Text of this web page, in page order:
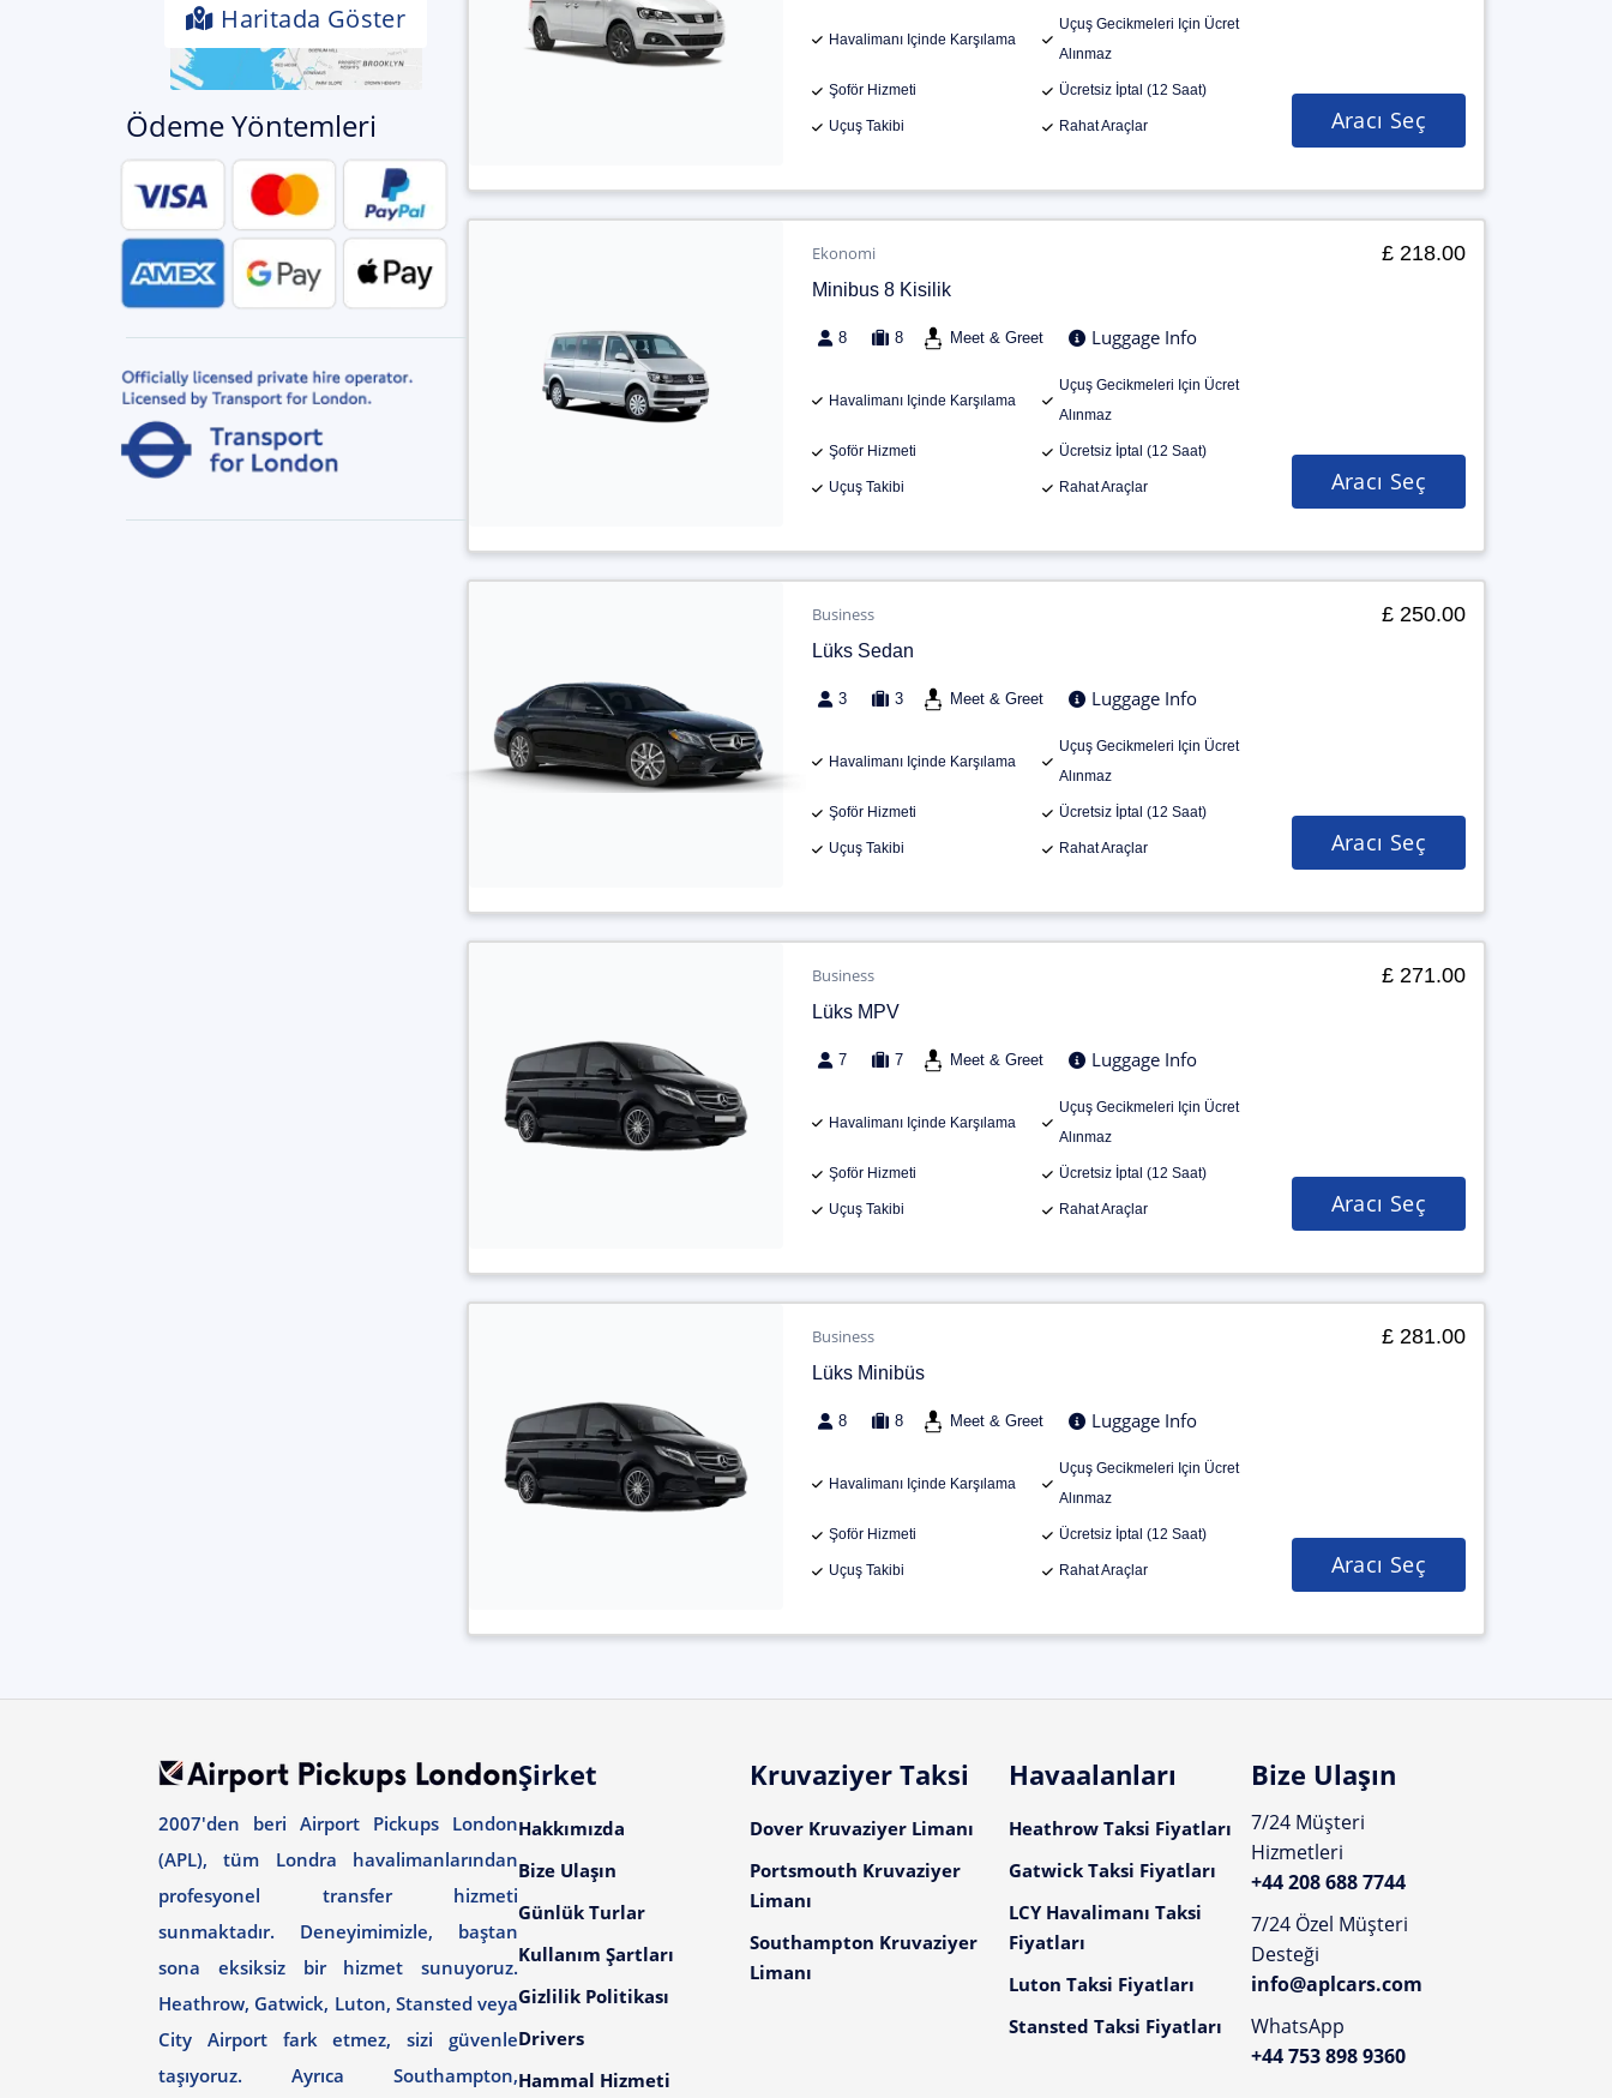
Haritada Göster
Ödeme Yöntemleri
Havalimanı Içinde Karşılama
Uçuş Gecikmeleri Için Ücret
Alınmaz
Şoför Hizmeti Ücretsiz İptal (12 Saat)
Uçuş Takibi Rahat Araçlar Aracı Seç
Ekonomi
Minibus 8 Kisilik
8 8 Meet & Greet Luggage Info
Havalimanı Içinde Karşılama
Uçuş Gecikmeleri Için Ücret
Alınmaz
Şoför Hizmeti Ücretsiz İptal (12 Saat)
Uçuş Takibi Rahat Araçlar
£ 218.00
Aracı Seç
Business
Lüks Sedan
3 3 Meet & Greet Luggage Info
Havalimanı Içinde Karşılama
Uçuş Gecikmeleri Için Ücret
Alınmaz
Şoför Hizmeti Ücretsiz İptal (12 Saat)
Uçuş Takibi Rahat Araçlar
£ 250.00
Aracı Seç
Business
Lüks MPV
7 7 Meet & Greet Luggage Info
Havalimanı Içinde Karşılama
Uçuş Gecikmeleri Için Ücret
Alınmaz
Şoför Hizmeti Ücretsiz İptal (12 Saat)
Uçuş Takibi Rahat Araçlar
£ 271.00
Aracı Seç
Business
Lüks Minibüs
8 8 Meet & Greet Luggage Info
Havalimanı Içinde Karşılama
Uçuş Gecikmeleri Için Ücret
Alınmaz
Şoför Hizmeti Ücretsiz İptal (12 Saat)
Uçuş Takibi Rahat Araçlar
£ 281.00
Aracı Seç
2007'den beri Airport Pickups London
(APL), tüm Londra havalimanlarından
profesyonel transfer hizmeti
sunmaktadır. Deneyimimizle, baştan
sona eksiksiz bir hizmet sunuyoruz.
Heathrow, Gatwick, Luton, Stansted veya
City Airport fark etmez, sizi güvenle
taşıyoruz. Ayrıca Southampton,
Şirket
Hakkımızda
Bize Ulaşın
Günlük Turlar
Kullanım Şartları
Gizlilik Politikası
Drivers
Hammal Hizmeti
Kruvaziyer Taksi
Dover Kruvaziyer Limanı
Portsmouth Kruvaziyer
Limanı
Southampton Kruvaziyer
Limanı
Havaalanları
Heathrow Taksi Fiyatları
Gatwick Taksi Fiyatları
LCY Havalimanı Taksi
Fiyatları
Luton Taksi Fiyatları
Stansted Taksi Fiyatları
Bize Ulaşın
7/24 Müşteri
Hizmetleri
+44 208 688 7744
7/24 Özel Müşteri
Desteği
info@aplcars.com
WhatsApp
+44 753 898 9360